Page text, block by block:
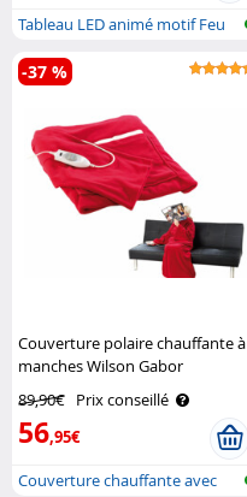
Tableau LED animé motif Feu
de chem..
Couverture polaire chauffante à
manches Wilson Gabor
89,90€ Prix conseillé
56,95€
-37 %
Couverture chauffante avec